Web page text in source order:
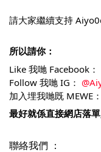
請大家繼續支持
所以請你：
Like 我哋 Facebook：
Follow 我哋 IG：
加入埋我哋既 MEWE：
最好就係直接網店落
聯絡我們 ：